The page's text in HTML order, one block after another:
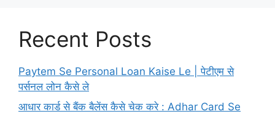
Recent Posts
Paytem Se Personal Loan Kaise Le | पेटीएम से
पर्सनल लोन कैसे ले
आधार कार्ड से बैंक बैलेंस कैसे चेक करे : Adhar Card Se